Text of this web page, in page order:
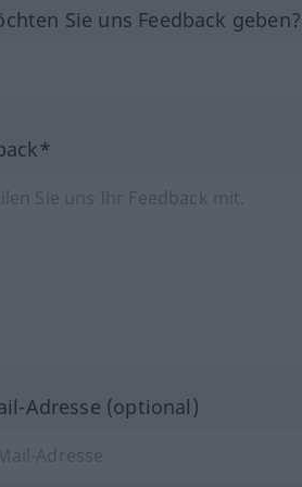
Sie uns Feedback
Adresse (optional)